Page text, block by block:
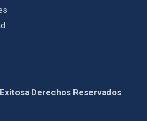
Derechos Reservados